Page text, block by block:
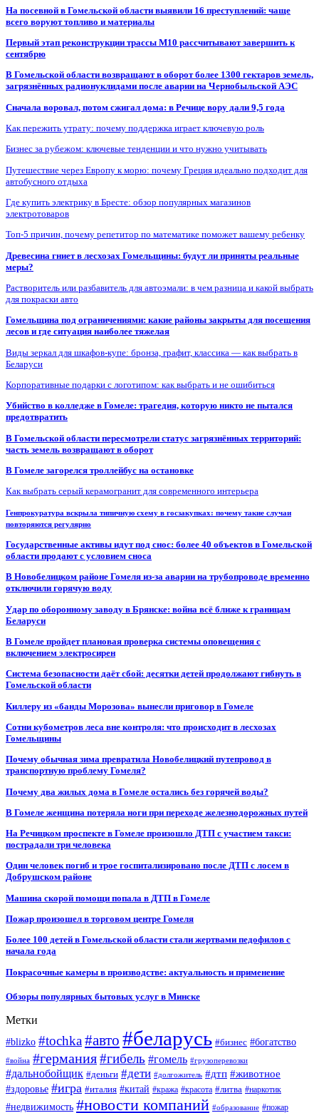
На посевной в Гомельской области выявили 16 преступлений: чаще
всего воруют топливо и материалы
Первый этап реконструкции трассы М10 рассчитывают завершить к
сентябрю
В Гомельской области возвращают в оборот более 1300 гектаров земель,
загрязнённых радионуклидами после аварии на Чернобыльской АЭС
Сначала воровал, потом сжигал дома: в Речице вору дали 9,5 года
Как пережить утрату: почему поддержка играет ключевую роль
Бизнес за рубежом: ключевые тенденции и что нужно учитывать
Путешествие через Европу к морю: почему Греция идеально подходит для
автобусного отдыха
Где купить электрику в Бресте: обзор популярных магазинов
электротоваров
Топ-5 причин, почему репетитор по математике поможет вашему ребенку
Древесина гниет в лесхозах Гомельщины: будут ли приняты реальные
меры?
Растворитель или разбавитель для автоэмали: в чем разница и какой выбрать
для покраски авто
Гомельщина под ограничениями: какие районы закрыты для посещения
лесов и где ситуация наиболее тяжелая
Виды зеркал для шкафов-купе: бронза, графит, классика — как выбрать в
Беларуси
Корпоративные подарки с логотипом: как выбрать и не ошибиться
Убийство в колледже в Гомеле: трагедия, которую никто не пытался
предотвратить
В Гомельской области пересмотрели статус загрязнённых территорий:
часть земель возвращают в оборот
В Гомеле загорелся троллейбус на остановке
Как выбрать серый керамогранит для современного интерьера
Генпрокуратура вскрыла типичную схему в госзакупках: почему такие случаи
повторяются регулярно
Государственные активы идут под снос: более 40 объектов в Гомельской
области продают с условием сноса
В Новобелицком районе Гомеля из-за аварии на трубопроводе временно
отключили горячую воду
Удар по оборонному заводу в Брянске: война всё ближе к границам
Беларуси
В Гомеле пройдет плановая проверка системы оповещения с
включением электросирен
Система безопасности даёт сбой: десятки детей продолжают гибнуть в
Гомельской области
Киллеру из «банды Морозова» вынесли приговор в Гомеле
Сотни кубометров леса вне контроля: что происходит в лесхозах
Гомельщины
Почему обычная зима превратила Новобелицкий путепровод в
транспортную проблему Гомеля?
Почему два жилых дома в Гомеле остались без горячей воды?
В Гомеле женщина потеряла ноги при переходе железнодорожных путей
На Речицком проспекте в Гомеле произошло ДТП с участием такси:
пострадали три человека
Один человек погиб и трое госпитализировано после ДТП с лосем в
Добрушском районе
Машина скорой помощи попала в ДТП в Гомеле
Пожар произошел в торговом центре Гомеля
Более 100 детей в Гомельской области стали жертвами педофилов с
начала года
Покрасочные камеры в производстве: актуальность и применение
Обзоры популярных бытовых услуг в Минске
Метки
#blizko #tochka#авто #беларусь #бизнес #богатство
#война #германия#гибель #гомель #грузоперевозки
#дальнобойщик #деньги #дети #долгожитель #дтп #животное
#здоровье #игра #италия #китай #кража #красота #литва #наркотик
#недвижимость #новости компаний #образование #пожар